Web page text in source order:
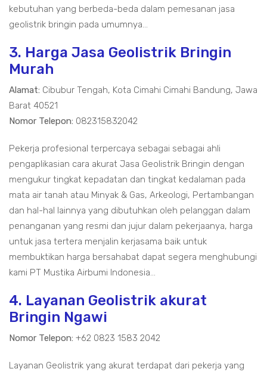
kebutuhan yang berbeda-beda dalam pemesanan jasa
geolistrik bringin pada umumnya...
3. Harga Jasa Geolistrik Bringin
Murah
Alamat: Cibubur Tengah, Kota Cimahi Cimahi Bandung, Jawa
Barat 40521
Nomor Telepon: 082315832042
Pekerja profesional terpercaya sebagai sebagai ahli
pengaplikasian cara akurat Jasa Geolistrik Bringin dengan
mengukur tingkat kepadatan dan tingkat kedalaman pada
mata air tanah atau Minyak & Gas, Arkeologi, Pertambangan
dan hal-hal lainnya yang dibutuhkan oleh pelanggan dalam
penanganan yang resmi dan jujur dalam pekerjaanya, harga
untuk jasa tertera menjalin kerjasama baik untuk
membuktikan harga bersahabat dapat segera menghubungi
kami PT Mustika Airbumi Indonesia...
4. Layanan Geolistrik akurat
Bringin Ngawi
Nomor Telepon: +62 0823 1583 2042
Layanan Geolistrik yang akurat terdapat dari pekerja yang